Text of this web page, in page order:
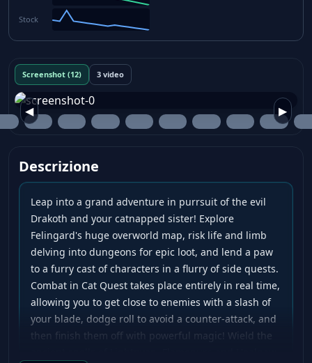
Stock
Screenshot (12) 3 video
◀ ▶
Descrizione
Leap into a grand adventure in purrsuit of the evil
Drakoth and your catnapped sister! Explore
Felingard's huge overworld map, risk life and limb
delving into dungeons for epic loot, and lend a paw
to a furry cast of characters in a flurry of side quests.
Combat in Cat Quest takes place entirely in real time,
allowing you to get close to enemies with a slash of
your blade, dodge roll to avoid a counter-attack, and
then finish them off with powerful magic! Wield the